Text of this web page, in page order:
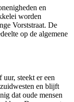
en
worden
Vorststraat. De
op de algemene
steekt er een
en blijft
dat oude mensen